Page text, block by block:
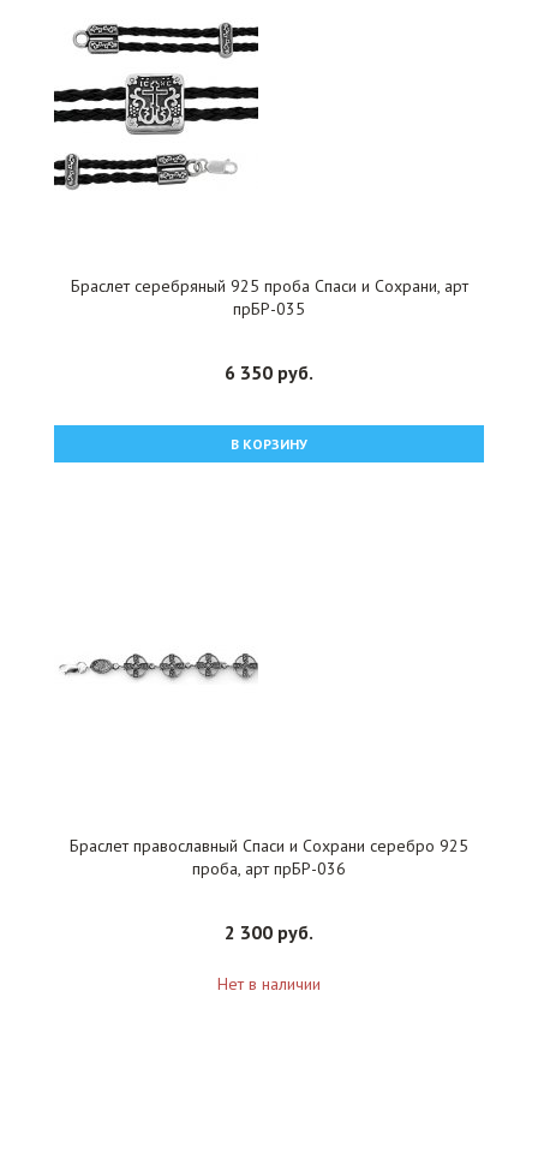
Браслет серебряный 925 проба Спаси и Сохрани, арт
прБР-035
6 350 руб.
В КОРЗИНУ
Браслет православный Спаси и Сохрани серебро 925
проба, арт прБР-036
2 300 руб.
Нет в наличии